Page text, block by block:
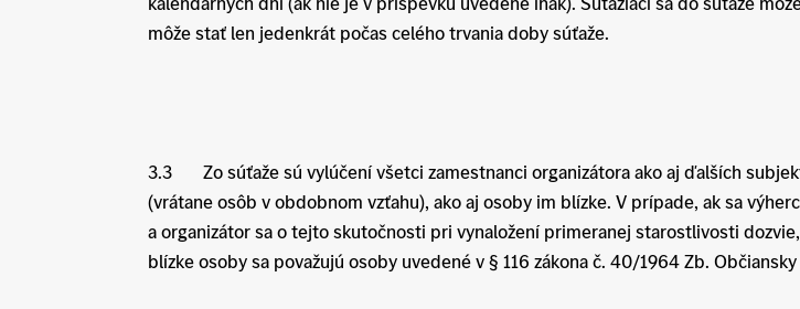
môže stať len jedenkrát počas celého trvania doby súťaže.
3.3 Zo súťaže sú vylúčení všetci zamestnanci organizátora ako aj ďalších
(vrátane osôb v obdobnom vzťahu), ako aj osoby im blízke. V prípade, ak sa
a organizátor sa o tejto skutočnosti pri vynaložení primeranej starostlivosti
blízke osoby sa považujú osoby uvedené v § 116 zákona č. 40/1964 Zb.